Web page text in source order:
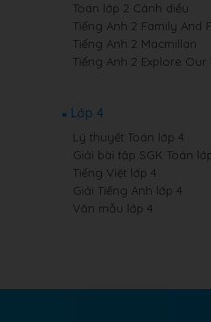
Toán lớp 2 Cánh diều
Tiếng Anh 2 Family And
Tiếng Anh 2 Macmillan
Tiếng Anh 2 Explore Our
Lớp 4
Lý thuyết Toán lớp 4
Giải bài tập SGK Toán
Tiếng Việt lớp 4
Giải Tiếng Anh lớp 4
Văn mẫu lớp 4